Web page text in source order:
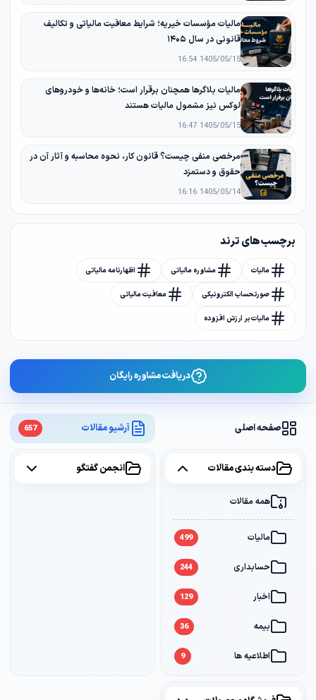
صفحه اصلی آرشیو مقالات 657
دسته بندی مقالات
همه مقالات
مالیات 499
حسابداری 244
اخبار 129
بیمه 36
اطلاعیه ها 9
انجمن گفتگو
مالیات مؤسسات خیریه؛ شرایط معافیت مالیاتی و تکالیف
قانونی در سال ۱۴۰۵
1405/05/15 16:54
مالیات بلاگرها همچنان برقرار است؛ خانه‌ها و خودروهای
لوکس نیز مشمول مالیات هستند
1405/05/15 16:47
مرخصی منفی چیست؟ قانون کار، نحوه محاسبه و آثار آن در
حقوق و دستمزد
1405/05/14 16:16
برچسب های ترند
مالیات مشاوره مالیاتی اظهارنامه مالیاتی
صورتحساب الکترونیکی معافیت مالیاتی
مالیات بر ارزش افزوده
دریافت مشاوره رایگان